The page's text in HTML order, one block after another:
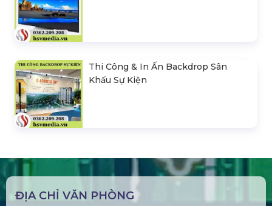
Thi Công & In Ấn Backdrop Sân
Khấu Sự Kiện
ĐỊA CHỈ VĂN PHÒNG